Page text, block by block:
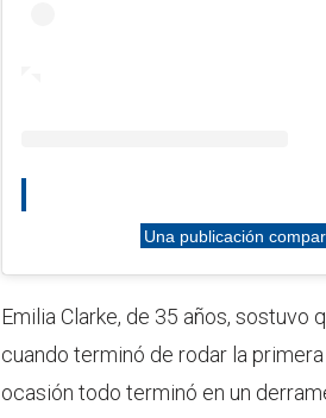
Una publicación
Emilia Clarke, de 35 años, sostuvo
cuando terminó de rodar la
ocasión todo terminó en un